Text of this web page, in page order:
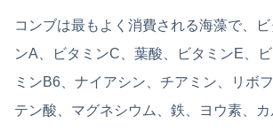
コンブは最もよく消費される海藻で、ビ
ンA、ビタミンC、葉酸、ビタミンE、
ミンB6、ナイアシン、チアミン、リボ
テン酸、マグネシウム、鉄、ヨウ素、